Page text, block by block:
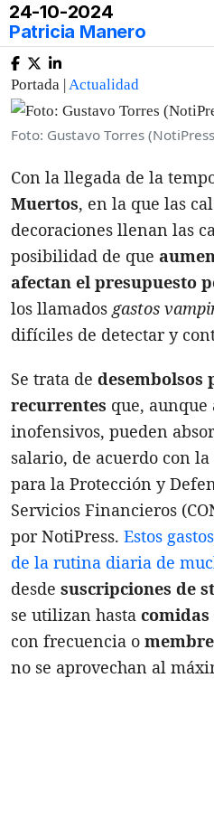
24-10-2024
Patricia Manero
Portada |Actualidad
Foto: Gustavo Torres
Con la llegada de la
Muertos, en la que las
decoraciones llenan las
posibilidad de que
afectan el presupuesto
los llamados gastos
difíciles de detectar y
Se trata de desembolsos
recurrentes que,
inofensivos, pueden
salario, de acuerdo con
para la Protección y
Servicios Financieros
por NotiPress. Estos
de la rutina diaria de
desde suscripciones de
se utilizan hasta
con frecuencia o
no se aprovechan al